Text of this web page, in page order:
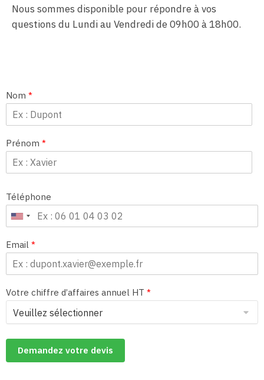
Nous sommes disponible pour répondre à vos
questions du Lundi au Vendredi de 09h00 à 18h00.
Nom *
Prénom *
Téléphone
Email *
Votre chiffre d’affaires annuel HT *
Demandez votre devis